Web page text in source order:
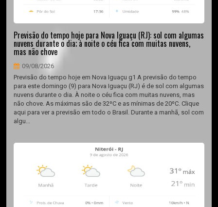
Previsão do tempo hoje para Nova Iguaçu (RJ): sol com algumas
nuvens durante o dia; à noite o céu fica com muitas nuvens,
mas não chove
09/08/2026
Previsão do tempo hoje em Nova Iguaçu g1 A previsão do tempo
para este domingo (9) para Nova Iguaçu (RJ) é de sol com algumas
nuvens durante o dia. À noite o céu fica com muitas nuvens, mas
não chove. As máximas são de 32ºC e as mínimas de 20ºC. Clique
aqui para ver a previsão em todo o Brasil. Durante a manhã, sol com
algu...